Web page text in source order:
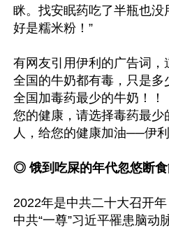
眯。找安眠药吃了半瓶也
好是糯米粉！”
有网友引用伊利的广告词
全国的牛奶都有毒，只是多
全国加毒药最少的牛奶！！
您的健康，请选择毒药最少
人，给您的健康加油──伊利
◎ 饿到吃屎的年代忽悠断
2022年是中共二十大召开
中共“一尊”习近平罹患脑动